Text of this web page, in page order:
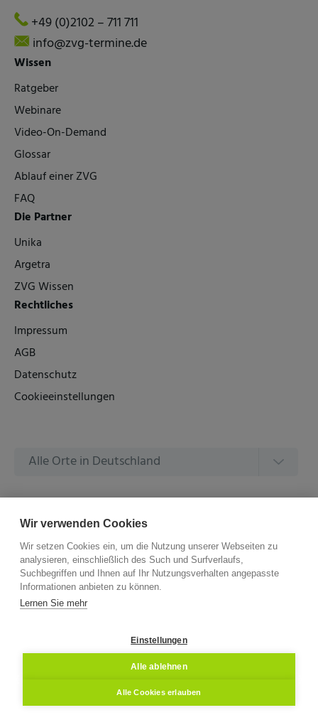
+49 (0)2102 – 711 711
info@zvg-termine.de
Wissen
Ratgeber
Webinare
Video-On-Demand
Glossar
Ablauf einer ZVG
FAQ
Die Partner
Unika
Argetra
ZVG Wissen
Rechtliches
Impressum
AGB
Datenschutz
Cookieeinstellungen
Alle Orte in Deutschland
Alle Amtsgerichte in Deutschland
©2026 –ZVG Termine.Alle Rechte Vorbehalten.
Wir verwenden Cookies
Wir setzen Cookies ein, um die Nutzung unserer Webseiten zu
analysieren, einschließlich des Such und Surfverlaufs,
Suchbegriffen und Ihnen auf Ihr Nutzungsverhalten angepasste
Informationen anbieten zu können.
Lernen Sie mehr
Einstellungen
Alle ablehnen
Alle Cookies erlauben